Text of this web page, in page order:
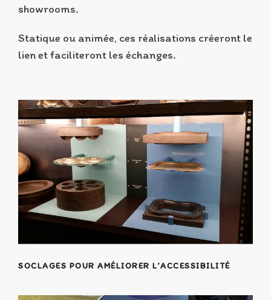
showrooms.
Statique ou animée, ces réalisations créeront le
lien et faciliteront les échanges.
SOCLAGES POUR AMÉLIORER L’ACCESSIBILITÉ